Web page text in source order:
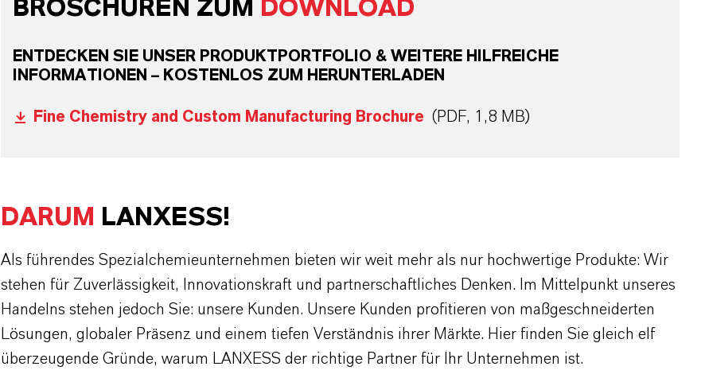
BROSCHÜREN ZUM DOWNLOAD
ENTDECKEN SIE UNSER PRODUKTPORTFOLIO & WEITERE HILFREICHE
INFORMATIONEN – KOSTENLOS ZUM HERUNTERLADEN
Fine Chemistry and Custom Manufacturing Brochure (PDF, 1,8 MB)
DARUM LANXESS!
Als führendes Spezialchemieunternehmen bieten wir weit mehr als nur hochwertige Produkte: Wir
stehen für Zuverlässigkeit, Innovationskraft und partnerschaftliches Denken. Im Mittelpunkt unseres
Handelns stehen jedoch Sie: unsere Kunden. Unsere Kunden profitieren von maßgeschneiderten
Lösungen, globaler Präsenz und einem tiefen Verständnis ihrer Märkte. Hier finden Sie gleich elf
überzeugende Gründe, warum LANXESS der richtige Partner für Ihr Unternehmen ist.